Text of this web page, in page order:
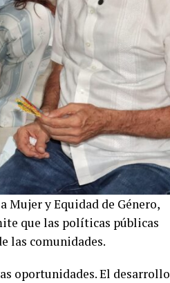
Mujer y Equidad de Género,
que las políticas públicas
las comunidades.
oportunidades. El desarrollo